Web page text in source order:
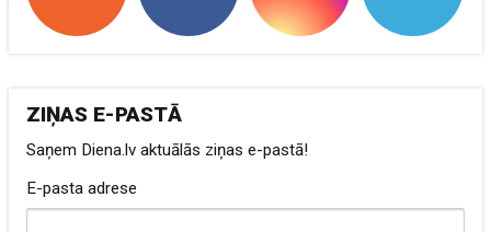
ZIŅAS E-PASTĀ
Saņem Diena.lv aktuālās ziņas e-pastā!
E-pasta adrese